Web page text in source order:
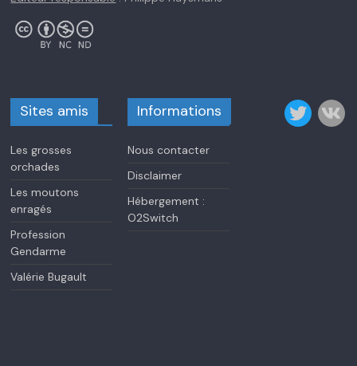
Sites amis
Les grosses
orchades
Les moutons
enragés
Profession
Gendarme
Valérie Bugault
Informations
Nous contacter
Disclaimer
Hébergement :
O2Switch